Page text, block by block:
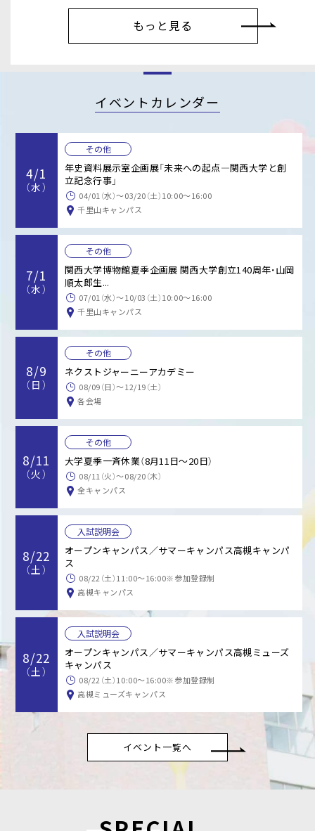
もっと見る
イベントカレンダー
4/1
（水）
その他
年史資料展示室企画展「未来への起点―関西大学と創
立記念行事」
04/01（水）〜03/20（土）10:00～16:00
千里山キャンパス
7/1
（水）
その他
関西大学博物館夏季企画展 関西大学創立140周年・山岡
順太郎生...
07/01（水）〜10/03（土）10:00～16:00
千里山キャンパス
8/9
（日）
その他
ネクストジャーニーアカデミー
08/09（日）〜12/19（土）
各会場
8/11
（火）
その他
大学夏季一斉休業（8月11日～20日）
08/11（火）〜08/20（木）
全キャンパス
8/22
（土）
入試説明会
オープンキャンパス／サマーキャンパス高槻キャンパ
ス
08/22（土）11:00～16:00※参加登録制
高槻キャンパス
8/22
（土）
入試説明会
オープンキャンパス／サマーキャンパス高槻ミューズ
キャンパス
08/22（土）10:00～16:00※参加登録制
高槻ミューズキャンパス
イベント一覧へ